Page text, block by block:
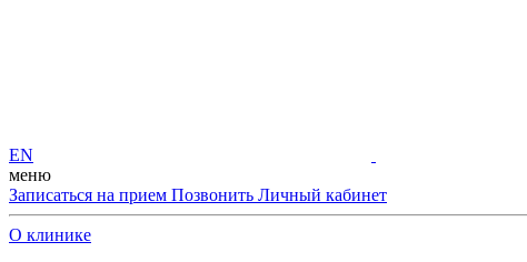
EN
меню
Записаться на прием Позвонить Личный кабинет
О клинике